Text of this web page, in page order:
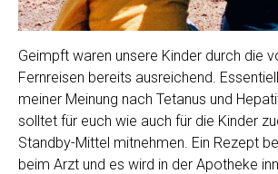
Geimpft waren unsere Kinder durch die
Fernreisen bereits ausreichend.
meiner Meinung nach Tetanus und
solltet für euch wie auch für die Kinder
Standby-Mittel mitnehmen. Ein Rezept
beim Arzt und es wird in der Apotheke